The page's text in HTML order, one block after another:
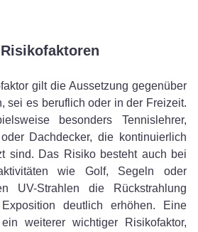
gilt die Aussetzung gegenüber
sei es beruflich oder in der Freizeit.
besonders Tennislehrer,
Dachdecker, die kontinuierlich
sind. Das Risiko besteht auch bei
wie Golf, Segeln oder
UV-Strahlen die Rückstrahlung
deutlich erhöhen. Eine
weiterer wichtiger Risikofaktor,